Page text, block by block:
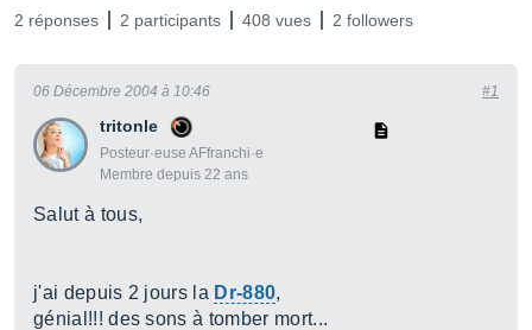
2 réponses 2 participants 408 vues 2 followers
tritonle
Posteur·euse AFfranchi·e
Membre depuis 22 ans
06 Décembre 2004 à 10:46 #1
Salut à tous,
j'ai depuis 2 jours la Dr-880,
génial!!! des sons à tomber mort...